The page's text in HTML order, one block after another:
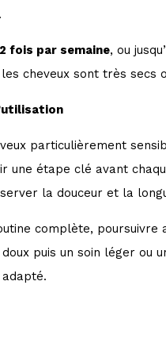
fois par semaine, ou
cheveux sont très secs
particulièrement
une étape clé avant
la douceur et la
complète, poursuivre
puis un soin léger ou